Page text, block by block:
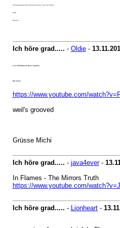
hilft wunderbar beim Runterkommen nach der Arbeit
Gruß
Bernd K.
Ich höre grad..... - Oldie-
Love Will Bring Us Back Together,
Roy Ayers
https://www.youtube.com/
weil's grooved
Grüsse Michi
Ich höre grad..... - java4ever-
In Flames - The Mirrors Truth
https://www.youtube.com/
Ich höre grad..... - Lionheart-